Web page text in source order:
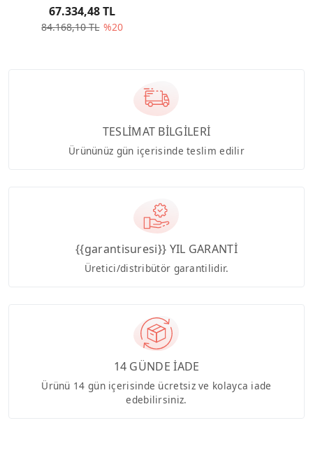
84.168,10 TL %20
67.334,48 TL
TESLİMAT BİLGİLERİ
Ürününüz gün içerisinde teslim edilir
{{garantisuresi}} YIL GARANTİ
Üretici/distribütör garantilidir.
14 GÜNDE İADE
Ürünü 14 gün içerisinde ücretsiz ve kolayca iade
edebilirsiniz.